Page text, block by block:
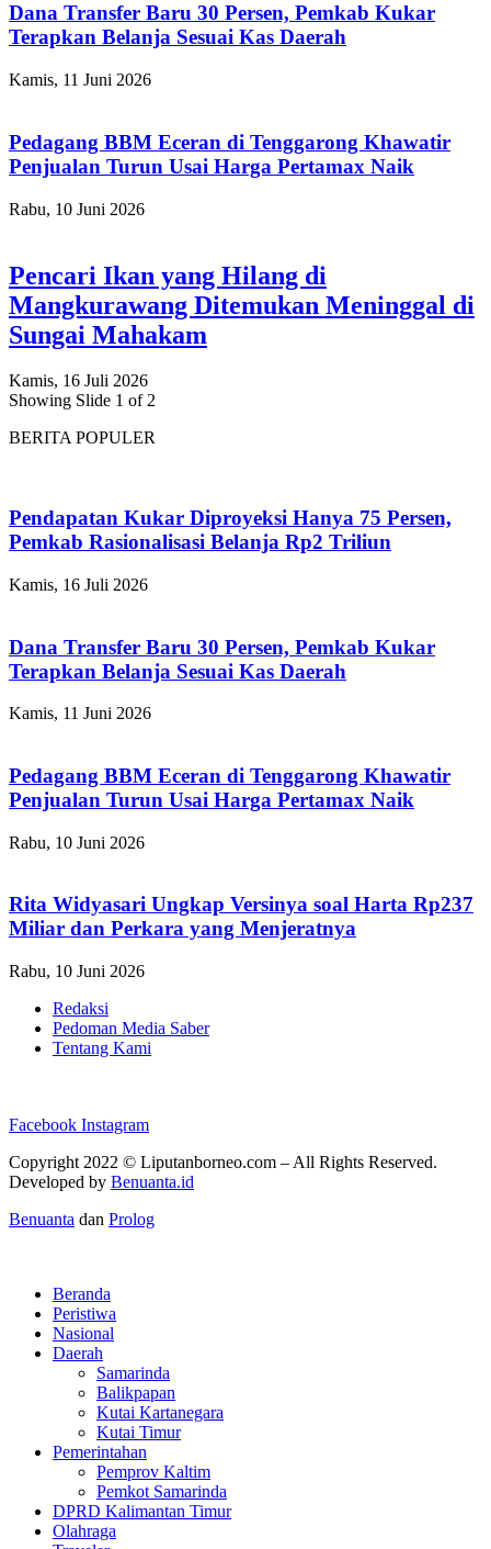
Dana Transfer Baru 30 Persen, Pemkab Kukar
Terapkan Belanja Sesuai Kas Daerah
Kamis, 11 Juni 2026
Pedagang BBM Eceran di Tenggarong Khawatir
Penjualan Turun Usai Harga Pertamax Naik
Rabu, 10 Juni 2026
Pencari Ikan yang Hilang di
Mangkurawang Ditemukan Meninggal di
Sungai Mahakam
Kamis, 16 Juli 2026
Showing Slide 1 of 2
BERITA POPULER
Pendapatan Kukar Diproyeksi Hanya 75 Persen,
Pemkab Rasionalisasi Belanja Rp2 Triliun
Kamis, 16 Juli 2026
Dana Transfer Baru 30 Persen, Pemkab Kukar
Terapkan Belanja Sesuai Kas Daerah
Kamis, 11 Juni 2026
Pedagang BBM Eceran di Tenggarong Khawatir
Penjualan Turun Usai Harga Pertamax Naik
Rabu, 10 Juni 2026
Rita Widyasari Ungkap Versinya soal Harta Rp237
Miliar dan Perkara yang Menjeratnya
Rabu, 10 Juni 2026
Redaksi
Pedoman Media Saber
Tentang Kami
Facebook Instagram
Copyright 2022 © Liputanborneo.com – All Rights Reserved.
Developed by Benuanta.id
Benuanta dan Prolog
Beranda
Peristiwa
Nasional
Daerah
Samarinda
Balikpapan
Kutai Kartanegara
Kutai Timur
Pemerintahan
Pemprov Kaltim
Pemkot Samarinda
DPRD Kalimantan Timur
Olahraga